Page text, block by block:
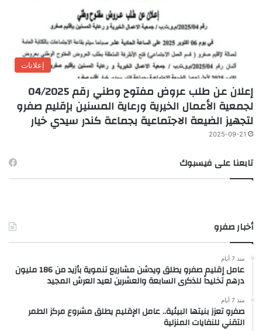
إعلانات
إعلان عن طلب عروض مفتوح وطني رقم 04/2025
لجمعية الأعمال الخيرية ورعاية المسنين بإقليم صفرو
لتجهيز الضيعة الاجتماعية بجماعة كندر سيدي خيار
2025-09-21
تابعنا على فيسبوك
أخبار صفرو
منذ 7 أيام
عامل إقليم صفرو يطلق ويدشن مشاريع تنموية بأزيد من 186 مليون
درهم تخليداً للذكرى السابعة والعشرين لعيد العرش المجيد
منذ 7 أيام
صفرو تعزز بنيتها البيئية.. عامل الإقليم يطلق مشروع مركز الطمر
التقني للنفايات المنزلية